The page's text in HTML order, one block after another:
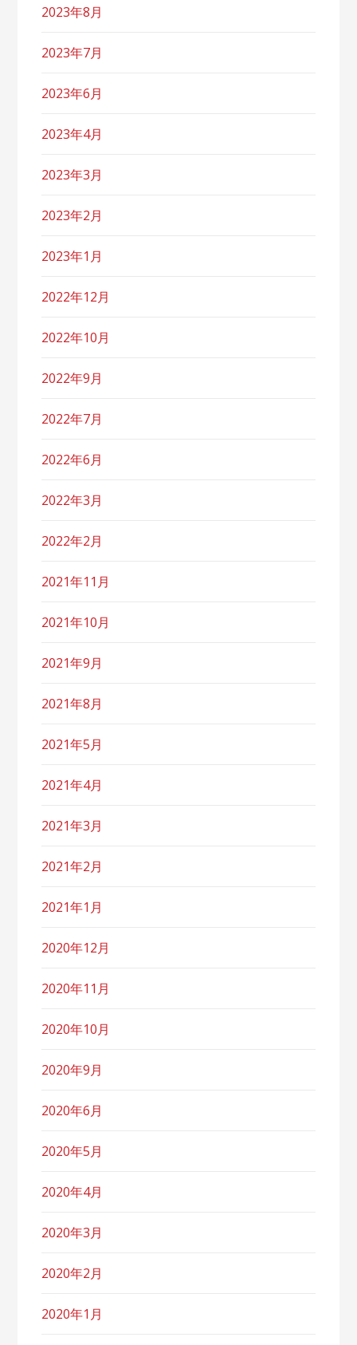
2023年8月
2023年7月
2023年6月
2023年4月
2023年3月
2023年2月
2023年1月
2022年12月
2022年10月
2022年9月
2022年7月
2022年6月
2022年3月
2022年2月
2021年11月
2021年10月
2021年9月
2021年8月
2021年5月
2021年4月
2021年3月
2021年2月
2021年1月
2020年12月
2020年11月
2020年10月
2020年9月
2020年6月
2020年5月
2020年4月
2020年3月
2020年2月
2020年1月